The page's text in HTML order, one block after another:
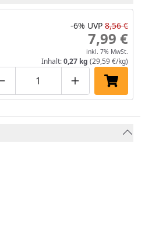
Produktmenge um eins
Produktmenge manuell
Produktmenge
In den
-6% UVP 8,56 €
7,99 €
inkl. 7% MwSt.
Inhalt:0,27 kg (29,59 €/kg)